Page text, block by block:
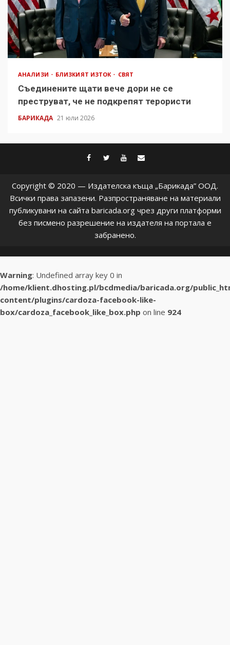
АНАЛИЗИ БЛИЗКИЯТ ИЗТОК СВЯТ
Съединените щати вече дори не се
преструват, че не подкрепят терористи
БАРИКАДА 21 юли 2026
facebook
twitter
youtube
Copyright © 2020 — Издателска къща „Барикада” ООД.
Всички права запазени. Разпространяване на материали
публикувани на сайта baricada.org чрез други платформи
без писмено разрешение на издателя на портала е
забранено.
Warning: Undefined array key 0 in
/home/klient.dhosting.pl/bcdmedia/baricada.org/
content/plugins/cardoza-facebook-like-
box/cardoza_facebook_like_box.php on line 924